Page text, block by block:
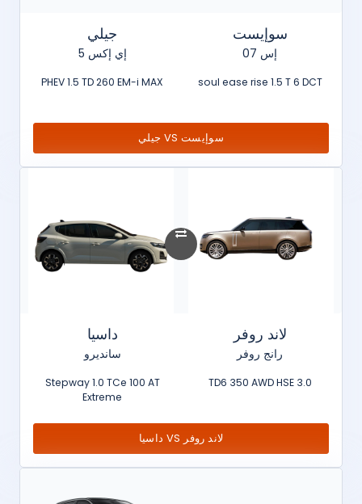
سوإيست
إس 07
soul ease rise 1.5 T 6 DCT
جيلي
إي إكس 5
PHEV 1.5 TD 260 EM-i MAX
سوإيست VS جيلي
لاند روفر
رانج روفر
3.0 TD6 350 AWD HSE
داسيا
سانديرو
Stepway 1.0 TCe 100 AT
Extreme
لاند روفر VS داسيا